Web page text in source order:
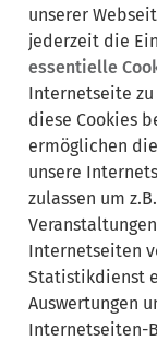
unserer
jederzeit die
essentielle
Internetseite zu
diese Cookies
ermöglichen
unsere
zulassen um
Internetseiten
Statistikdienst
Auswertungen
Internetseiten-